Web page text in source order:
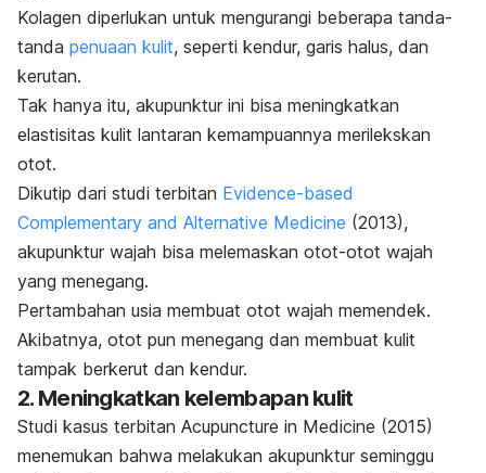
Kolagen diperlukan untuk mengurangi beberapa tanda-
tanda penuaan kulit, seperti kendur, garis halus, dan
kerutan.
Tak hanya itu, akupunktur ini bisa meningkatkan
elastisitas kulit lantaran kemampuannya merilekskan
otot.
Dikutip dari studi terbitan Evidence-based
Complementary and Alternative Medicine (2013),
akupunktur wajah bisa melemaskan otot-otot wajah
yang menegang.
Pertambahan usia membuat otot wajah memendek.
Akibatnya, otot pun menegang dan membuat kulit
tampak berkerut dan kendur.
2. Meningkatkan kelembapan kulit
Studi kasus terbitan Acupuncture in Medicine (2015)
menemukan bahwa melakukan akupunktur seminggu